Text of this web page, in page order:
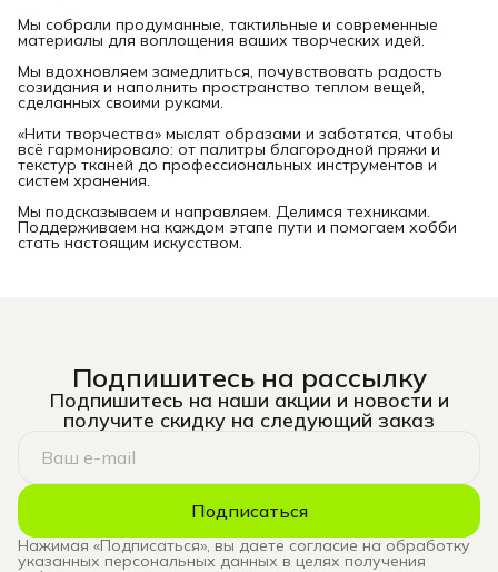
Мы собрали продуманные, тактильные и современные
материалы для воплощения ваших творческих идей.
Мы вдохновляем замедлиться, почувствовать радость
созидания и наполнить пространство теплом вещей,
сделанных своими руками.
«Нити творчества» мыслят образами и заботятся, чтобы
всё гармонировало: от палитры благородной пряжи и
текстур тканей до профессиональных инструментов и
систем хранения.
Мы подсказываем и направляем. Делимся техниками.
Поддерживаем на каждом этапе пути и помогаем хобби
стать настоящим искусством.
Подпишитесь на рассылку
Подпишитесь на наши акции и новости и
получите скидку на следующий заказ
Подписаться
Нажимая «Подписаться», вы даете согласие на обработку
указанных персональных данных в целях получения